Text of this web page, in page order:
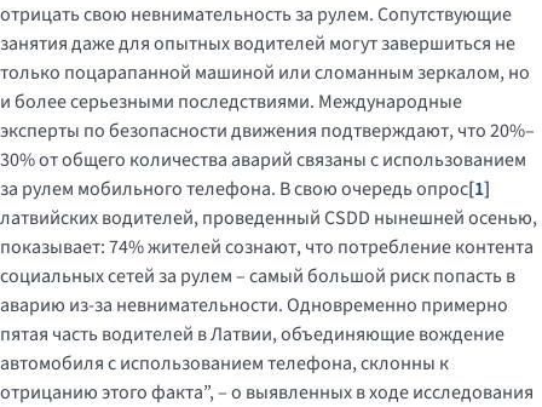
отрицать свою невнимательность за рулем. Сопутствующие
занятия даже для опытных водителей могут завершиться не
только поцарапанной машиной или сломанным зеркалом, но
и более серьезными последствиями. Международные
эксперты по безопасности движения подтверждают, что 20%–
30% от общего количества аварий связаны с использованием
за рулем мобильного телефона. В свою очередь опрос[1]
латвийских водителей, проведенный CSDD нынешней осенью,
показывает: 74% жителей сознают, что потребление контента
социальных сетей за рулем – самый большой риск попасть в
аварию из-за невнимательности. Одновременно примерно
пятая часть водителей в Латвии, объединяющие вождение
автомобиля с использованием телефона, склонны к
отрицанию этого факта”, – о выявленных в ходе исследования